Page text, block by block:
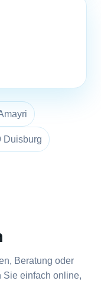
Duisburg
Beratung oder
Sie einfach online,